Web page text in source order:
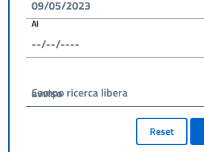
Al
Campo ricerca libera
Reset